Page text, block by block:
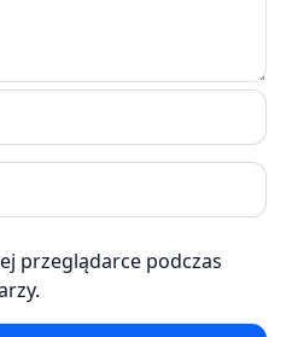
przeglądarce podczas